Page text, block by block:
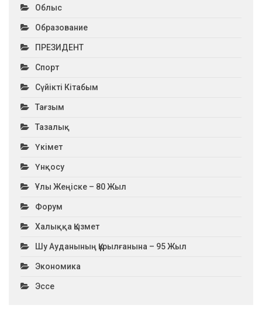
Облыс
Образование
ПРЕЗИДЕНТ
Спорт
Сүйікті Кітабым
Тағзым
Тазалық
Үкімет
Үнқосу
Ұлы Жеңіске – 80 Жыл
Форум
Халыққа Қызмет
Шу Ауданының Құрылғанына – 95 Жыл
Экономика
Эссе